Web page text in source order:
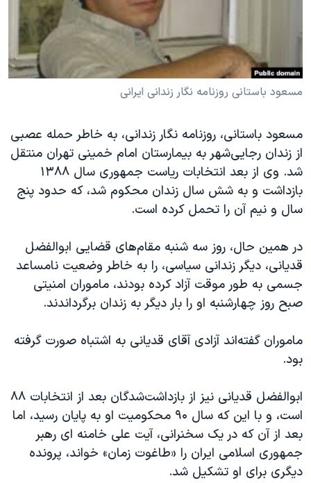
حقوق شهروندی
اقتصادی
علم و فناوری
گالری عکس
آرشیو پخش زنده
انتخابات ریاست جمهوری آمریکا ۲۰۲۴
حمله جمهوری اسلامی به اسرائیل
رمز مهسا
اعتراضات زن، زندگی، آزادی
مجموعه مستندهای دادخواهی
تریبونال مردمی آبان ۹۸
دادگاه حمید نوری
قانون شفافیت دارائی کادر رهبری ایران
اعتراضات مردمی آبان ۹۸
اسرائیل در جنگ
نرگس محمدی برنده جایزه نوبل صلح
همایش محافظه‌کاران آمریکا «سی‌پک»
سفر پرزیدنت ترامپ به چین
مسعود باستانی روزنامه نگار زندانی ایرانی
مسعود باستانی، روزنامه نگار زندانی، به خاطر حمله عصبی
از زندان رجایی‌شهر به بیمارستان امام خمینی تهران منتقل
شد. وی از بعد انتخابات ریاست جمهوری سال ۱۳۸۸
بازداشت و به شش سال زندان محکوم شد، که حدود پنج
سال و نیم آن را تحمل کرده است.
در همین حال، روز سه شنبه مقام‌های قضایی ابوالفضل
قدیانی، دیگر زندانی سیاسی، را به خاطر وضعیت نامساعد
جسمی به طور موقت آزاد کرده بودند، ماموران امنیتی
صبح روز چهارشنبه او را بار دیگر به زندان برگرداندند.
ماموران گفته‌اند آزادی آقای قدیانی به اشتباه صورت گرفته
بود.
ابوالفضل قدیانی نیز از بازداشت‌شدگان بعد از انتخابات ۸۸
است، و با این که سال ۹۰ محکومیت او به پایان رسید، اما
بعد از آن که در یک سخنرانی، آیت علی خامنه ای رهبر
جمهوری اسلامی ایران را «طاغوت زمان» خواند، پرونده
دیگری برای او تشکیل شد.